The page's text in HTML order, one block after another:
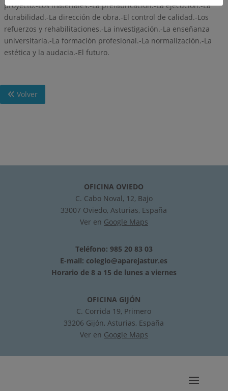
proyecto.-Los materiales.-La prefabricación.-La ejecución.-La
durabilidad.-La dirección de obra.-El control de calidad.-Los
refuerzos y rehabilitaciones.-La investigación.-La enseñanza
universitaria.-La formación profesional.-La normalización.-La
estética y la audacia.-El futuro.
Volver
OFICINA OVIEDO
C. Cabo Noval, 12, Bajo
33007 Oviedo, Asturias, España
Ver en Google Maps
Teléfono: 985 20 83 03
E-mail: colegio@aparejastur.es
Horario de 8 a 15 de lunes a viernes
OFICINA GIJÓN
C. Corrida 19, Primero
33206 Gijón, Asturias, España
Ver en Google Maps